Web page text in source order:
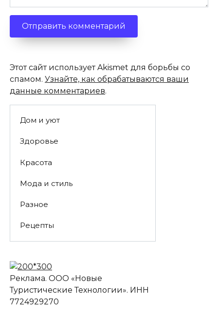
Этот сайт использует Akismet для борьбы со
спамом. Узнайте, как обрабатываются ваши
данные комментариев.
Дом и уют
Здоровье
Красота
Мода и стиль
Разное
Рецепты
Реклама. ООО «Новые
Туристические Технологии». ИНН
7724929270